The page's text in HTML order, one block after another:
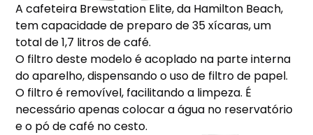
A cafeteira Brewstation Elite, da Hamilton Beach,
tem capacidade de preparo de 35 xícaras, um
total de 1,7 litros de café.
O filtro deste modelo é acoplado na parte interna
do aparelho, dispensando o uso de filtro de papel.
O filtro é removível, facilitando a limpeza. É
necessário apenas colocar a água no reservatório
e o pó de café no cesto.